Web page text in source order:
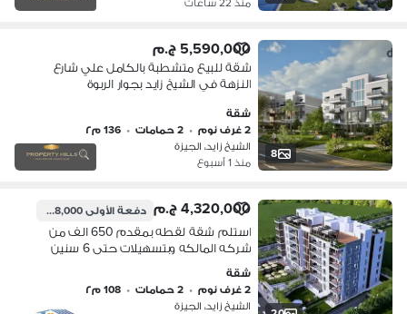
8
5,590,000 ج.م
شقة للبيع متشطبة بالكامل علي شارع
النزهة في الشيخ زايد بجوار الربوة
شقة
2 غرف نوم
• 2 حمامات • 136 م٢
الشيخ زايد، الجيزة
منذ 1 أسبوع
4,320,000 ج.م دفعة الأولى648,000 ج.م
استلم شقة لقطه بمقدم 650 الف من
شركه المالكه وبتسهيلات حتى 6 سنين
بجوار هايبر وان على شارع النزهة
شقة
2 غرف نوم
• 2 حمامات • 108 م٢
الشيخ زايد، الجيزة